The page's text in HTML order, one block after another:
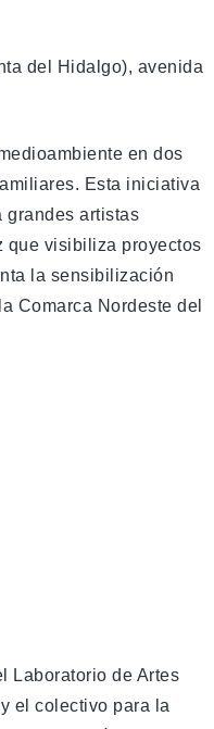
del Hidalgo), avenida
en dos
Esta iniciativa
grandes artistas
que visibiliza proyectos
la sensibilización
Comarca Nordeste del
Laboratorio de Artes
el colectivo para la